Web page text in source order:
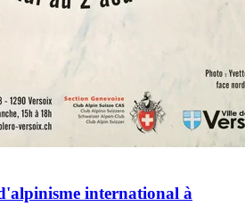
international à